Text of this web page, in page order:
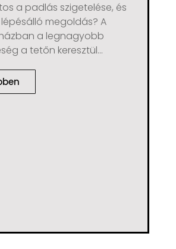
a padlás szigetelése, és
lépésálló megoldás? A
a legnagyobb
a tetőn keresztül...